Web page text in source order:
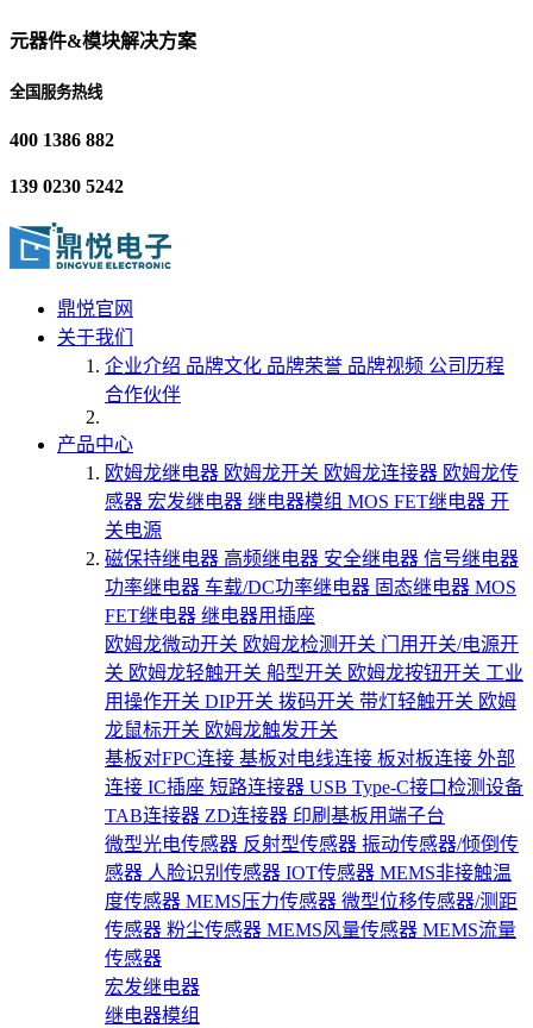
元器件&模块解决方案
全国服务热线
400 1386 882
139 0230 5242
鼎悦官网
关于我们
企业介绍 品牌文化 品牌荣誉 品牌视频 公司历程
合作伙伴
产品中心
欧姆龙继电器 欧姆龙开关 欧姆龙连接器 欧姆龙传
感器 宏发继电器 继电器模组 MOS FET继电器 开
关电源
磁保持继电器 高频继电器 安全继电器 信号继电器
功率继电器 车载/DC功率继电器 固态继电器 MOS
FET继电器 继电器用插座
欧姆龙微动开关 欧姆龙检测开关 门用开关/电源开
关 欧姆龙轻触开关 船型开关 欧姆龙按钮开关 工业
用操作开关 DIP开关 拨码开关 带灯轻触开关 欧姆
龙鼠标开关 欧姆龙触发开关
基板对FPC连接 基板对电线连接 板对板连接 外部
连接 IC插座 短路连接器 USB Type-C接口检测设备
TAB连接器 ZD连接器 印刷基板用端子台
微型光电传感器 反射型传感器 振动传感器/倾倒传
感器 人脸识别传感器 IOT传感器 MEMS非接触温
度传感器 MEMS压力传感器 微型位移传感器/测距
传感器 粉尘传感器 MEMS风量传感器 MEMS流量
传感器
宏发继电器
继电器模组